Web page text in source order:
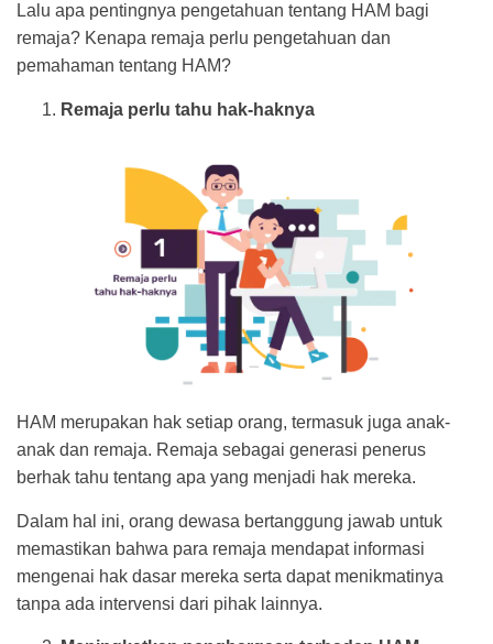
Lalu apa pentingnya pengetahuan tentang HAM bagi
remaja? Kenapa remaja perlu pengetahuan dan
pemahaman tentang HAM?
Remaja perlu tahu hak-haknya
HAM merupakan hak setiap orang, termasuk juga anak-
anak dan remaja. Remaja sebagai generasi penerus
berhak tahu tentang apa yang menjadi hak mereka.
Dalam hal ini, orang dewasa bertanggung jawab untuk
memastikan bahwa para remaja mendapat informasi
mengenai hak dasar mereka serta dapat menikmatinya
tanpa ada intervensi dari pihak lainnya.